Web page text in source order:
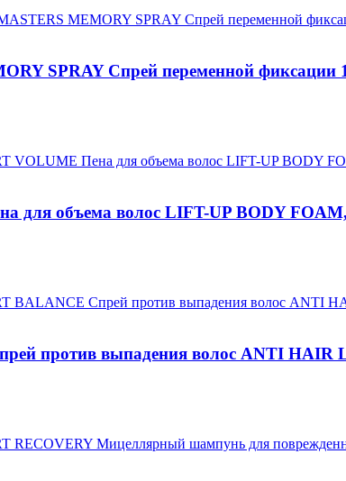
SPRAY Спрей переменной фиксации
для объема волос LIFT-UP BODY
против выпадения волос ANTI HAIR